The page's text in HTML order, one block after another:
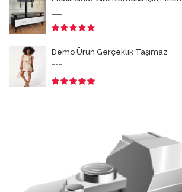
---
Demo Ürün Gerçeklik Taşımaz
---